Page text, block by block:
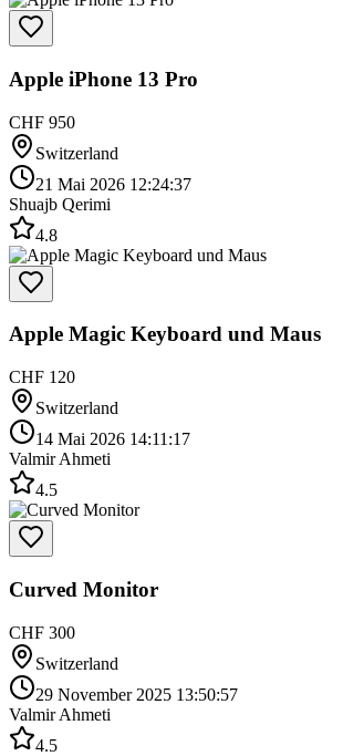
Apple iPhone 13 Pro
CHF 950
Switzerland
21 Mai 2026 12:24:37
Shuajb Qerimi
4.8
Apple Magic Keyboard und Maus
CHF 120
Switzerland
14 Mai 2026 14:11:17
Valmir Ahmeti
4.5
Curved Monitor
CHF 300
Switzerland
29 November 2025 13:50:57
Valmir Ahmeti
4.5